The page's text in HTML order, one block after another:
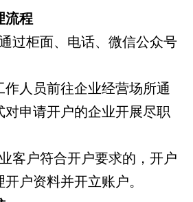
流程
过柜面、电话、微信公众号
作人员前往企业经营场所通
对申请开户的企业开展尽职
客户符合开户要求的，开户
户资料并开立账户。